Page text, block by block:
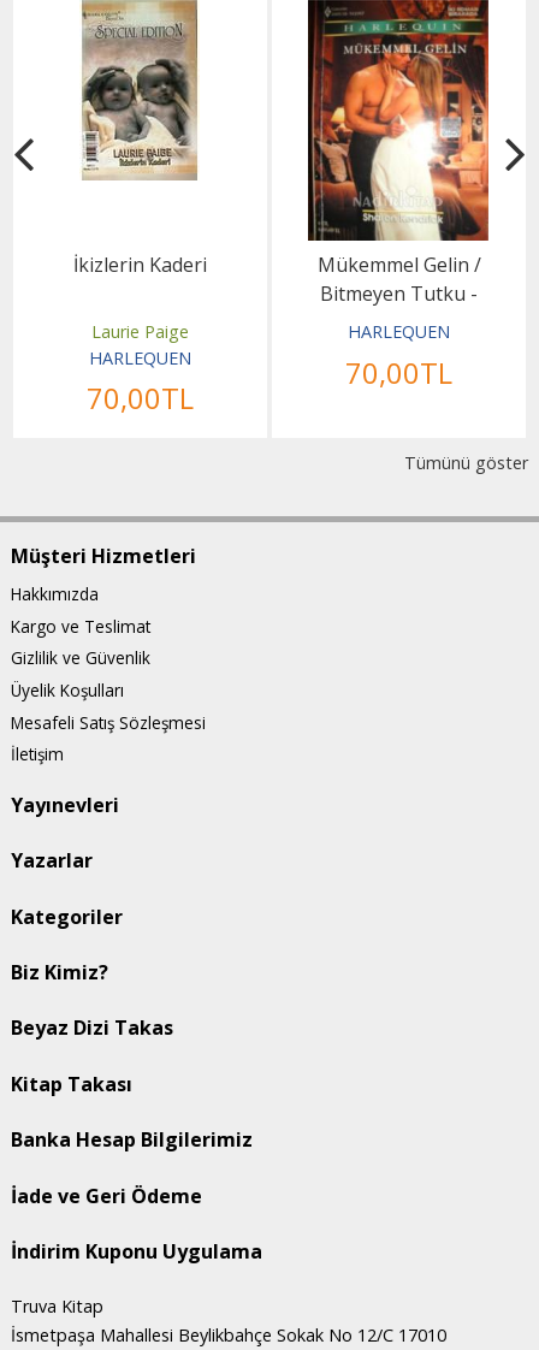
İkizlerin Kaderi
Laurie Paige
HARLEQUEN
70,00TL
Mükemmel Gelin /
Bitmeyen Tutku -
2005/18-512167
HARLEQUEN
70,00TL
Tümünü göster
Müşteri Hizmetleri
Hakkımızda
Kargo ve Teslimat
Gizlilik ve Güvenlik
Üyelik Koşulları
Mesafeli Satış Sözleşmesi
İletişim
Yayınevleri
Yazarlar
Kategoriler
Biz Kimiz?
Beyaz Dizi Takas
Kitap Takası
Banka Hesap Bilgilerimiz
İade ve Geri Ödeme
İndirim Kuponu Uygulama
Truva Kitap
İsmetpaşa Mahallesi Beylikbahçe Sokak No 12/C 17010